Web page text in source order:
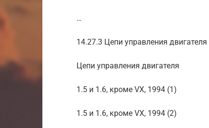
…
14.27.3 Цепи управления двигателя
Цепи управления двигателя
1.5 и 1.6, кроме VX, 1994 (1)
1.5 и 1.6, кроме VX, 1994 (2)